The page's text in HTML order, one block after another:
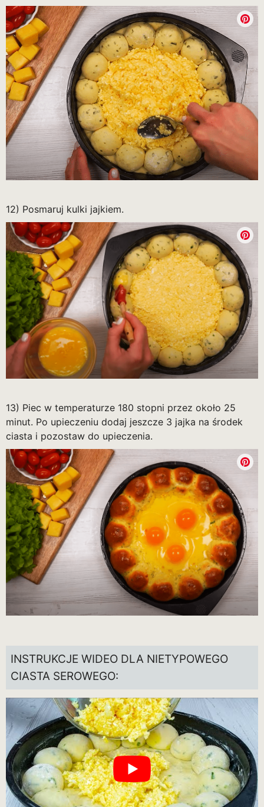
12) Posmaruj kulki jajkiem.
13) Piec w temperaturze 180 stopni przez około 25
minut. Po upieczeniu dodaj jeszcze 3 jajka na środek
ciasta i pozostaw do upieczenia.
INSTRUKCJE WIDEO DLA NIETYPOWEGO
CIASTA SEROWEGO: